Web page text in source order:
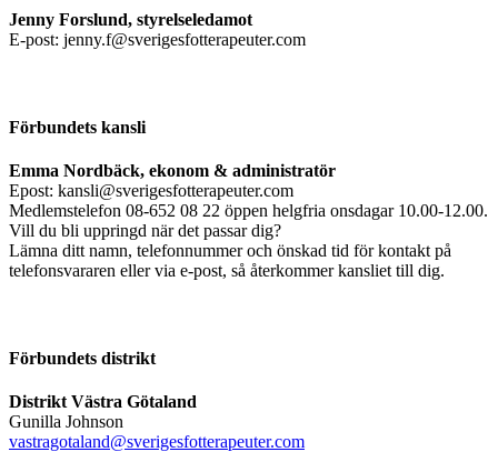
Jenny Forslund, styrelseledamot
E-post: jenny.f@sverigesfotterapeuter.com
Förbundets kansli
Emma Nordbäck, ekonom & administratör
Epost: kansli@sverigesfotterapeuter.com
Medlemstelefon 08-652 08 22 öppen helgfria onsdagar 10.00-12.00.
Vill du bli uppringd när det passar dig?
Lämna ditt namn, telefonnummer och önskad tid för kontakt på
telefonsvararen eller via e-post, så återkommer kansliet till dig.
Förbundets distrikt
Distrikt Västra Götaland
Gunilla Johnson
vastragotaland@sverigesfotterapeuter.com